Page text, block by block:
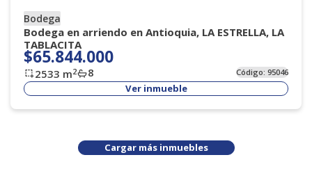
Bodega
Bodega en arriendo en Antioquia, LA ESTRELLA, LA
TABLACITA
$65.844.000
2533 m2 8 Código:95046
Ver inmueble
Cargar más inmuebles